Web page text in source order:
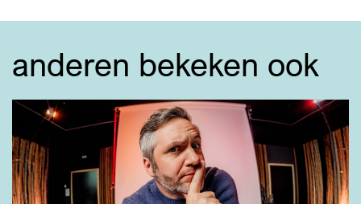
anderen bekeken ook